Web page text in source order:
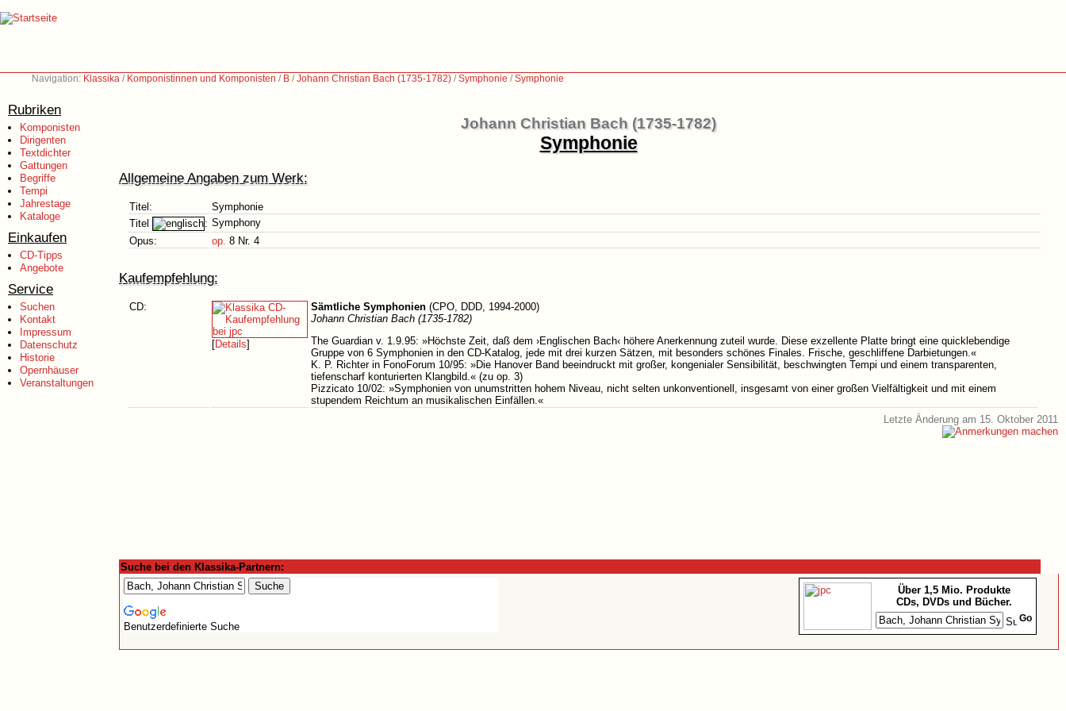
Navigation: Klassika / Komponistinnen und Komponisten / B /Johann Christian Bach (1735-1782) /Symphonie /Symphonie
Rubriken
Komponisten
Dirigenten
Textdichter
Gattungen
Begriffe
Tempi
Jahrestage
Kataloge
Einkaufen
CD-Tipps
Angebote
Service
Suchen
Kontakt
Impressum
Datenschutz
Historie
Opernhäuser
Veranstaltungen
Johann Christian Bach (1735-1782)
Symphonie
Allgemeine Angaben zum Werk:
Titel:
Symphonie
Titel
: Symphony
Opus:
op. 8 Nr. 4
Kaufempfehlung:
CD:
[Details]
Sämtliche Symphonien (CPO, DDD, 1994-2000)
Johann Christian Bach (1735-1782)
The Guardian v. 1.9.95: »Höchste Zeit, daß dem ›Englischen Bach‹ höhere Anerkennung zuteil wurde. Diese exzellente Platte bringt eine quicklebendige
Gruppe von 6 Symphonien in den CD-Katalog, jede mit drei kurzen Sätzen, mit besonders schönes Finales. Frische, geschliffene Darbietungen.«
K. P. Richter in FonoForum 10/95: »Die Hanover Band beeindruckt mit großer, kongenialer Sensibilität, beschwingten Tempi und einem transparenten,
tiefenscharf konturierten Klangbild.« (zu op. 3)
Pizzicato 10/02: »Symphonien von unumstritten hohem Niveau, nicht selten unkonventionell, insgesamt von einer großen Vielfältigkeit und mit einem
stupendem Reichtum an musikalischen Einfällen.«
Letzte Änderung am 15. Oktober 2011
Suche bei den Klassika-Partnern:
Benutzerdefinierte Suche
Über 1,5 Mio. Produkte
CDs, DVDs und Bücher.
Go